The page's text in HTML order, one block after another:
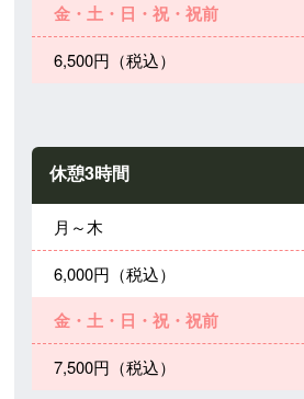
金・土・日・祝・祝前
6,500円（税込）
休憩3時間
月～木
6,000円（税込）
金・土・日・祝・祝前
7,500円（税込）